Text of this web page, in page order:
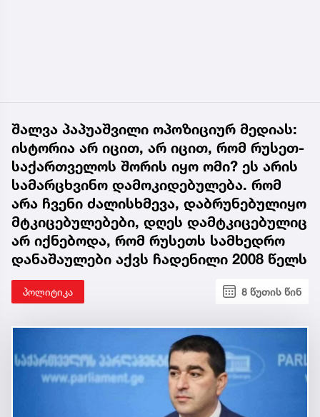
შალვა პაპუაშვილი ოპოზიციურ მედიას:
ისტორია არ იცით, არ იცით, რომ რუსეთ-
საქართველოს შორის იყო ომი? ეს არის
სამარცხვინო დამოკიდებულება. რომ
არა ჩვენი ძალისხმევა, დაბრუნებულიყო
მტკიცებულებები, დღეს დამტკიცებულიც
არ იქნებოდა, რომ რუსეთს სამხედრო
დანაშაულები აქვს ჩადენილი 2008 წელს
პოლიტიკა 8 წუთის წინ